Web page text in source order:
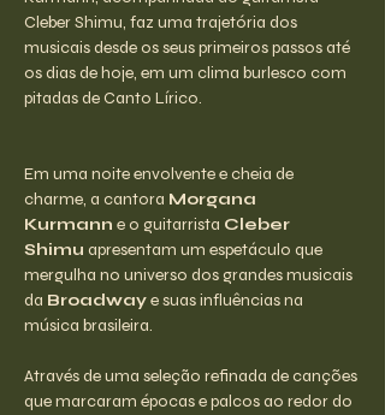
Cleber Shimu, faz uma trajetória dos
musicais desde os seus primeiros passos até
os dias de hoje, em um clima burlesco com
pitadas de Canto Lírico.
Em uma noite envolvente e cheia de
charme, a cantora Morgana
Kurmann e o guitarrista Cleber
Shimu apresentam um espetáculo que
mergulha no universo dos grandes musicais
da Broadway e suas influências na
música brasileira.
Através de uma seleção refinada de canções
que marcaram épocas e palcos ao redor do